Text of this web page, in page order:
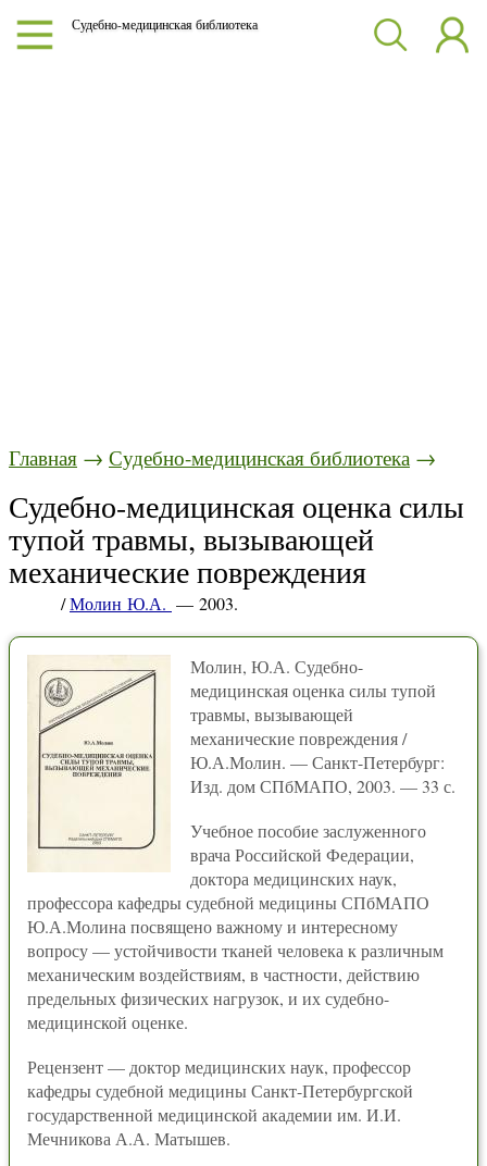
Судебно-медицинская библиотека
Главная → Судебно-медицинская библиотека →
Судебно-медицинская оценка силы
тупой травмы, вызывающей
механические повреждения
/Молин Ю.А. — 2003.
Молин, Ю.А. Судебно-
медицинская оценка силы тупой
травмы, вызывающей
механические повреждения /
Ю.А.Молин. — Санкт-Петербург:
Изд. дом СПбМАПО, 2003. — 33 с.
Учебное пособие заслуженного
врача Российской Федерации,
доктора медицинских наук,
профессора кафедры судебной медицины СПбМАПО
Ю.А.Молина посвящено важному и интересному
вопросу — устойчивости тканей человека к различным
механическим воздействиям, в частности, действию
предельных физических нагрузок, и их судебно-
медицинской оценке.
Рецензент — доктор медицинских наук, профессор
кафедры судебной медицины Санкт-Петербургской
государственной медицинской академии им. И.И.
Мечникова А.А. Матышев.